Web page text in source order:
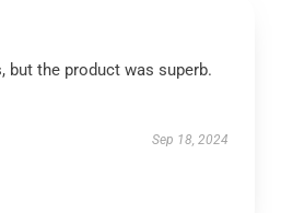
but the product was superb.
Sep 18, 2024